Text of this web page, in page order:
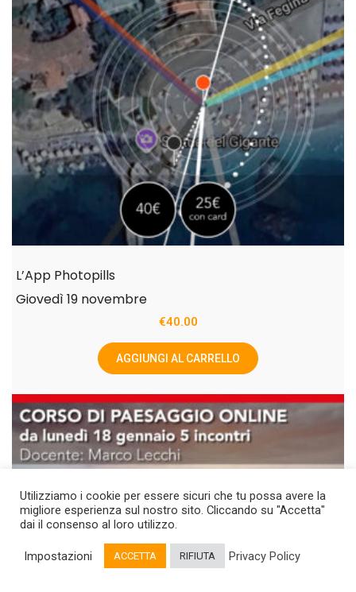
L’App Photopills
Giovedì 19 novembre
€40.00
AGGIUNGI AL CARRELLO
Utilizziamo i cookie per essere sicuri che tu possa avere la
migliore esperienza sul nostro sito. Cliccando su "Accetta"
dai il consenso al loro utilizzo.
Impostazioni ACCETTA RIFIUTA Privacy Policy